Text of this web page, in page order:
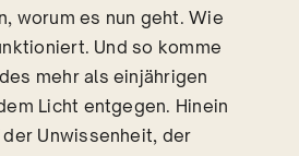
worum es nun geht. Wie
Und so komme
mehr als einjährigen
Licht entgegen. Hinein
der Unwissenheit, der